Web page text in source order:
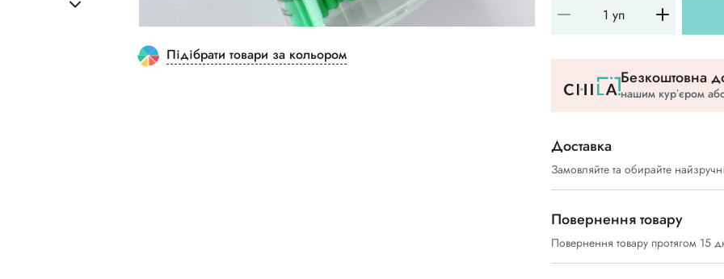
Підібрати товари за кольором
Безкоштовна
нашим курʼєром
Доставка
Замовляйте та обирайте
Повернення товару
Повернення товару протягом 15